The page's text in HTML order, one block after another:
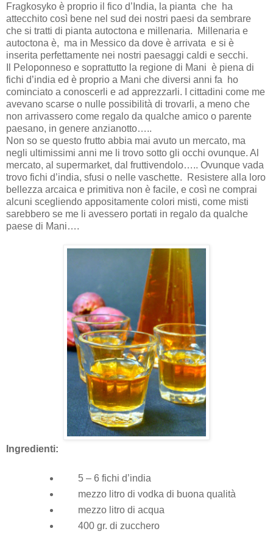
Fragkosyko è proprio il fico d’India, la pianta che ha
attecchito così bene nel sud dei nostri paesi da sembrare
che si tratti di pianta autoctona e millenaria.
Millenaria e
autoctona è, ma in Messico da dove è arrivata e si è
inserita perfettamente nei nostri paesaggi caldi e secchi.
Il Peloponneso e soprattutto la regione di Mani è piena di
fichi d’india ed è proprio a Mani che diversi anni fa ho
cominciato a conoscerli e ad apprezzarli. I cittadini come me
avevano scarse o nulle possibilità di trovarli, a meno che
non arrivassero come regalo da qualche amico o parente
paesano, in genere anzianotto…..
Non so se questo frutto abbia mai avuto un mercato, ma
negli ultimissimi anni me li trovo sotto gli occhi ovunque. Al
mercato, al supermarket, dal fruttivendolo….. Ovunque vada
trovo fichi d’india, sfusi o nelle vaschette. Resistere alla loro
bellezza arcaica e primitiva non è facile, e così ne comprai
alcuni scegliendo appositamente colori misti, come misti
sarebbero se me li avessero portati in regalo da qualche
paese di Mani….
Ingredienti:
5 – 6 fichi d’india
mezzo litro di vodka di buona qualità
mezzo litro di acqua
400 gr. di zucchero